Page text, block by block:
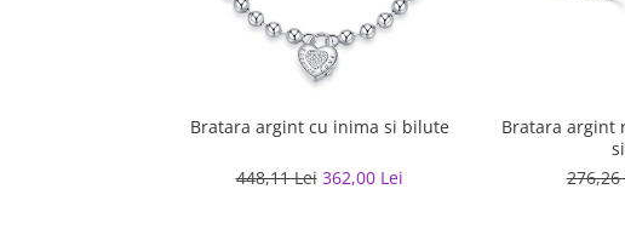
Bratara argint cu inima si bilute
448,11 Lei 362,00 Lei
Bratara argint
276,26